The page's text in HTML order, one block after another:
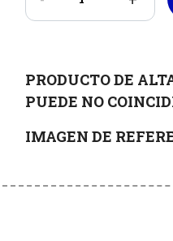
PRODUCTO DE
PUEDE NO
IMAGEN DE